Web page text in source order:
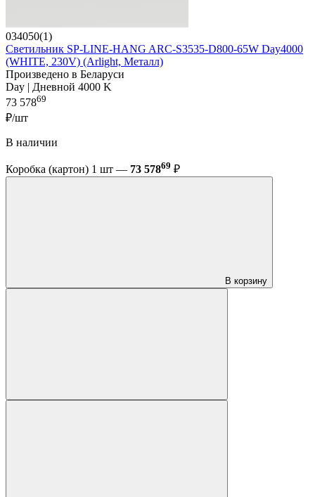
034050(1)
Светильник SP-LINE-HANG ARC-S3535-D800-65W Day4000
(WHITE, 230V) (Arlight, Металл)
Произведено в Беларуси
Day | Дневной 4000 K
73 57869
₽/шт
В наличии
Коробка (картон) 1 шт — 73 57869 ₽
В корзину